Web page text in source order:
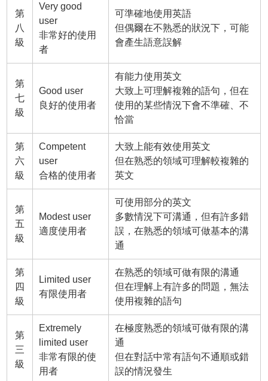
第
八
級
Very good
user
非常好的使用
者
可準確地使用英語
但偶爾在不熟悉的狀況下，可能
會產生語意誤解
第
七
級
Good user
良好的使用者
有能力使用英文
大致上可理解複雜的語句，但在
使用的某些情況下會不準確、不
恰當
第
六
級
Competent
user
合格的使用者
大致上能有效使用英文
但在熟悉的領域可理解較複雜的
英文
第
五
級
Modest user
適度使用者
可使用部分的英文
多數情況下可溝通，但有許多錯
誤，在熟悉的領域可做基本的溝
通
第
四
級
Limited user
有限使用者
在熟悉的領域可做有限的溝通
但在理解上有許多的問題，無法
使用複雜的語句
第
三
級
Extremely
limited user
非常有限的使
用者
在極度熟悉的領域可做有限的溝
通
但在對話中常有語句不通順或錯
誤的情況發生